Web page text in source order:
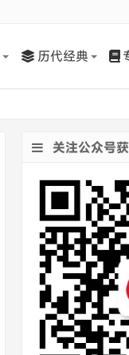
历代经典
关注公众号